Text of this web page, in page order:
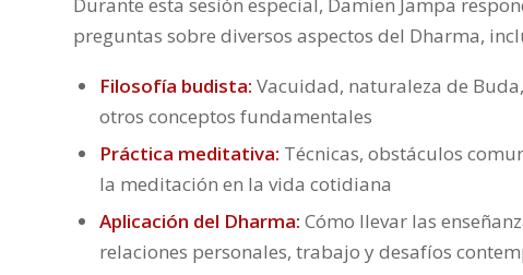
Durante esta sesión especial, Damien Jampa
preguntas sobre diversos aspectos del Dharma,
Filosofía budista: Vacuidad, naturaleza de
otros conceptos fundamentales
Práctica meditativa: Técnicas, obstáculos
la meditación en la vida cotidiana
Aplicación del Dharma: Cómo llevar las
relaciones personales, trabajo y desafíos